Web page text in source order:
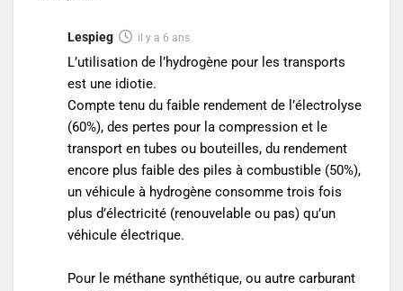
Lespieg il y a 6 ans
L’utilisation de l’hydrogène pour les transports
est une idiotie.
Compte tenu du faible rendement de l’électrolyse
(60%), des pertes pour la compression et le
transport en tubes ou bouteilles, du rendement
encore plus faible des piles à combustible (50%),
un véhicule à hydrogène consomme trois fois
plus d’électricité (renouvelable ou pas) qu’un
véhicule électrique.
Pour le méthane synthétique, ou autre carburant